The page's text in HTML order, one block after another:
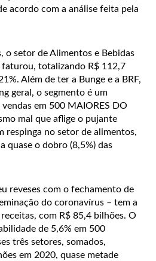
acordo com a análise feita pela
o setor de Alimentos e Bebidas
totalizando R$ 112,7
Além de ter a Bunge e a BRF,
geral, o segmento é um
em 500 MAIORES DO
mal que aflige o pujante
respinga no setor de alimentos,
quase o dobro (8,5%) das
reveses com o fechamento de
do coronavírus – tem a
com R$ 85,4 bilhões. O
de 5,6% em 500
três setores, somados,
em 2020, quase metade